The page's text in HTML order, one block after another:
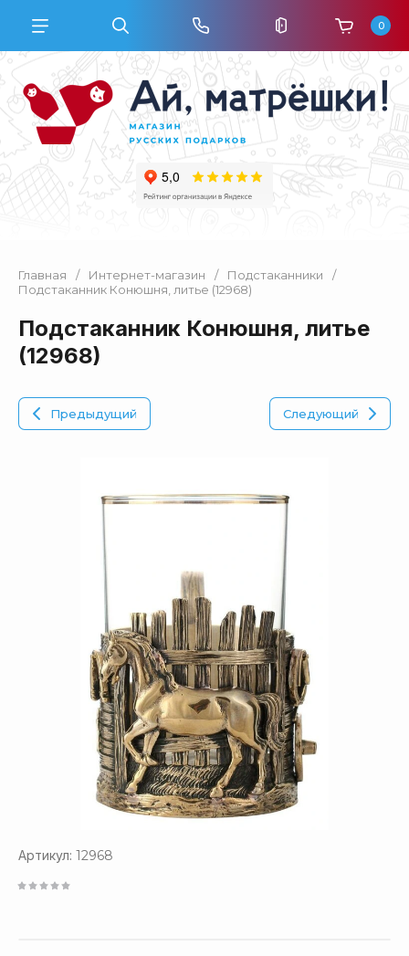
0
Главная / Интернет-магазин / Подстаканники
/
Подстаканник Конюшня, литье (12968)
Подстаканник Конюшня, литье
(12968)
Предыдущий Следующий
Артикул: 12968